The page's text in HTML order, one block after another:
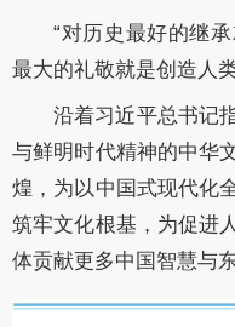
“对历史最好的继
最大的礼敬就是创造人
沿着习近平总书记
与鲜明时代精神的中华
煌，为以中国式现代化
筑牢文化根基，为促进
体贡献更多中国智慧与